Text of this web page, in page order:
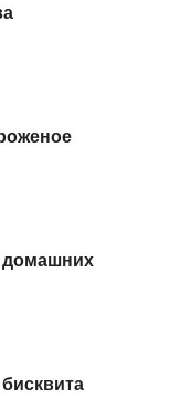
домашних